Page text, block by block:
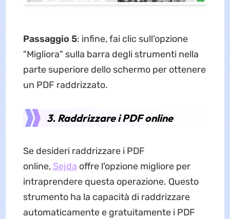
Passaggio 5: infine, fai clic sull'opzione
"Migliora" sulla barra degli strumenti nella
parte superiore dello schermo per ottenere
un PDF raddrizzato.
3. Raddrizzare i PDF online
Se desideri raddrizzare i PDF
online, Sejda offre l'opzione migliore per
intraprendere questa operazione. Questo
strumento ha la capacità di raddrizzare
automaticamente e gratuitamente i PDF